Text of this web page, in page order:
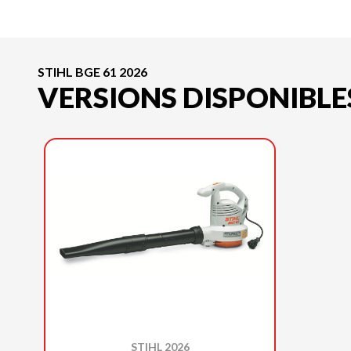
STIHL BGE 61 2026
VERSIONS
STIHL 2026